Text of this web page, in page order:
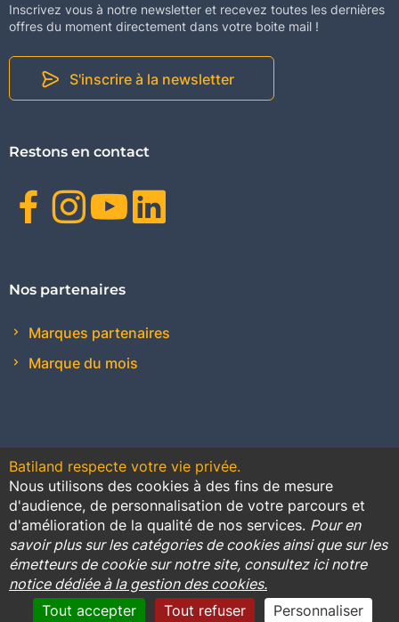
Inscrivez vous à notre newsletter et recevez toutes les dernières
offres du moment directement dans votre boite mail !
S'inscrire à la newsletter
Restons en contact
Facebook
Instagram
Youtube
Nos partenaires
Marques partenaires
Marque du mois
Contact Conditions générales de vente
Promotions
Règlement général sur la protection des données
Cookies Mentions légales
Batiland respecte votre vie privée.
Nous utilisons des cookies à des fins de mesure
d'audience, de personnalisation de votre parcours et
d'amélioration de la qualité de nos services. Pour en
savoir plus sur les catégories de cookies ainsi que sur les
émetteurs de cookie sur notre site, consultez ici notre
notice dédiée à la gestion des cookies.
Tout accepter
Tout refuser Personnaliser